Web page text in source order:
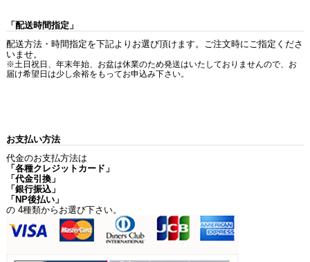
「配送時間指定」
配送方法・時間指定を下記よりお選び頂けます。ご注文時にご指定くださ
いませ。
※土日祝日、年末年始、お盆は休業のため発送はいたしておりませんので、お
届け希望日は少し余裕をもってお申込み下さい。
お支払い方法
代金のお支払方法は
「各種クレジットカード」
「代金引換」
「銀行振込」
「NP後払い」
の 4種類からお選び下さい。